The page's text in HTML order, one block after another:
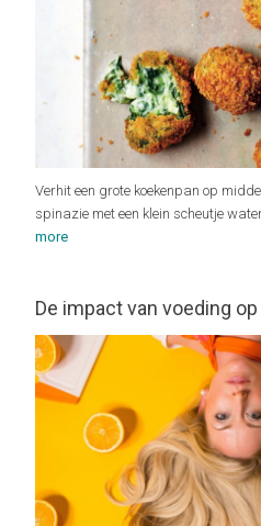
Verhit een grote koekenpan op
spinazie met een klein scheutje
more
De impact van voeding